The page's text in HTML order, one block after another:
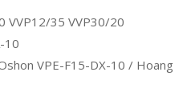
VVP12/35 VVP30/20
10
VPE-F15-DX-10 / Hoang